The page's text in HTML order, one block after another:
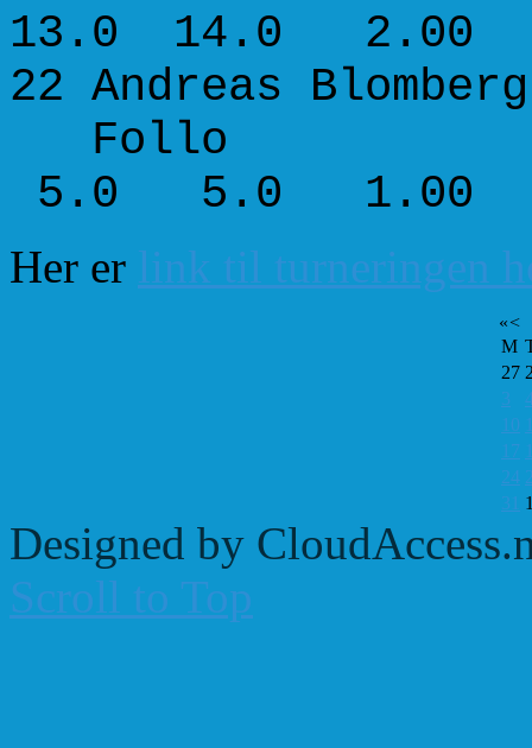
13.0 14.0 2.00
22 Andreas
Follo
5.0 5.0 1.00
Her er link til turneringen
«<
M
27
3
10
17
24
31
Designed by
Scroll to Top